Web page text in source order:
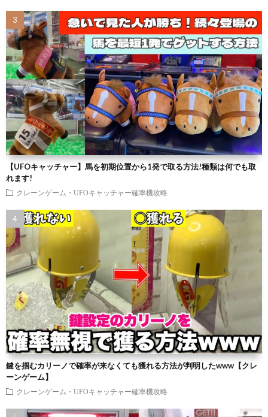
【UFOキャッチャー】馬を初期位置から1発で取る方法!種類は何でも取
れます!
クレーンゲーム・UFOキャッチャー確率機攻略
鍵を掴むカリーノで確率が来なくても獲れる方法が判明したwww【クレ
ーンゲーム】
クレーンゲーム・UFOキャッチャー確率機攻略